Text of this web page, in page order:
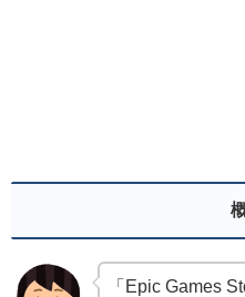
「Epic Games